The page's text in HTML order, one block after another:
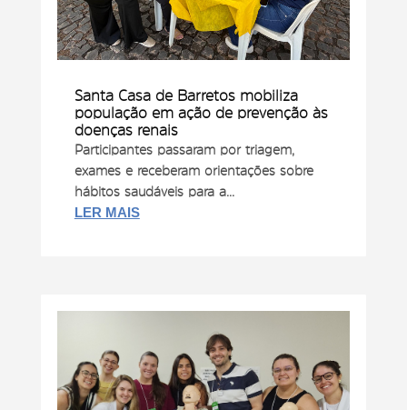
Santa Casa de Barretos mobiliza
população em ação de prevenção às
doenças renais
Participantes passaram por triagem,
exames e receberam orientações sobre
hábitos saudáveis para a...
LER MAIS